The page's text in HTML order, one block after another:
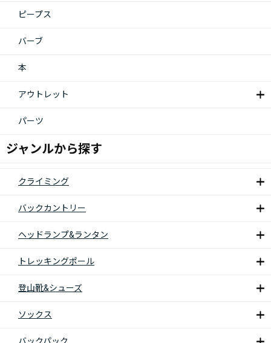
ピープス
バーブ
本
アウトレット
パーツ
ジャンルから探す
クライミング
バックカントリー
ヘッドランプ&ランタン
トレッキングポール
登山靴&シューズ
ソックス